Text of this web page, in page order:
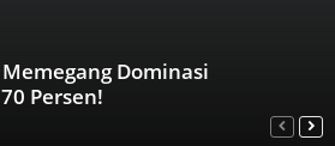
Dominasi
Persen!